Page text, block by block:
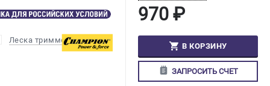
Леска триммерная
970 ₽
В КОРЗИНУ
ЗАПРОСИТЬ СЧЕТ